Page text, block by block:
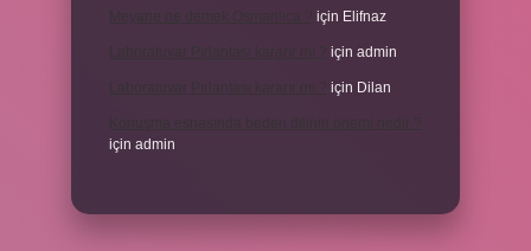
için Elifnaz
için admin
için Dilan
için admin